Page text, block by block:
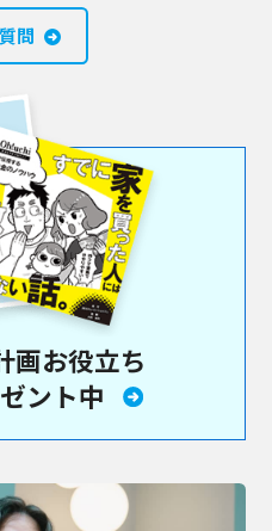
問
画お役立ち
ント中